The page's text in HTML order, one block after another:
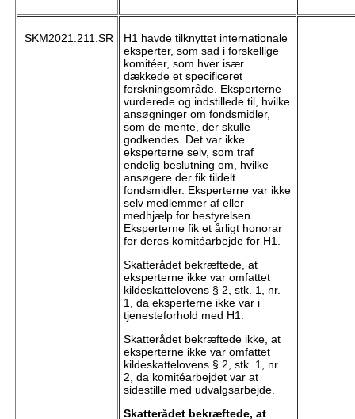
SKM2021.211.SR
H1 havde tilknyttet internationale
eksperter, som sad i forskellige
komitéer, som hver især
dækkede et specificeret
forskningsområde. Eksperterne
vurderede og indstillede til, hvilke
ansøgninger om fondsmidler,
som de mente, der skulle
godkendes. Det var ikke
eksperterne selv, som traf
endelig beslutning om, hvilke
ansøgere der fik tildelt
fondsmidler. Eksperterne var ikke
selv medlemmer af eller
medhjælp for bestyrelsen.
Eksperterne fik et årligt honorar
for deres komitéarbejde for H1.
Skatterådet bekræftede, at
eksperterne ikke var omfattet
kildeskattelovens § 2, stk. 1, nr.
1, da eksperterne ikke var i
tjenesteforhold med H1.
Skatterådet bekræftede ikke, at
eksperterne ikke var omfattet
kildeskattelovens § 2, stk. 1, nr.
2, da komitéarbejdet var at
sidestille med udvalgsarbejde.
Skatterådet bekræftede, at